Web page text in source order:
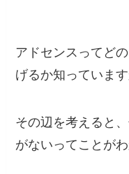
アドセンスってど
げるか知っています
その辺を考えると
がないってことが